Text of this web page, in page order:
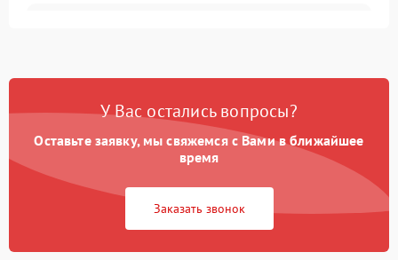
Неисправность системы
Поломка системы GPS 2000 ₽ Подробнее →
Повреждение системы
защиты от перегрузок
1500 ₽
автоматического
1500 ₽ Подробнее →
У Вас остались вопросы?
Оставьте заявку, мы свяжемся с Вами в ближайшее
время
Заказать звонок